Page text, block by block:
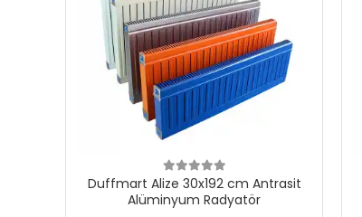
Duffmart Alize 30x192 cm Antrasit
Alüminyum Radyatör